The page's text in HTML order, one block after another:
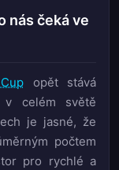
nás čeká ve
opět stává
v celém světě
je jasné, že
počtem
pro rychlé a